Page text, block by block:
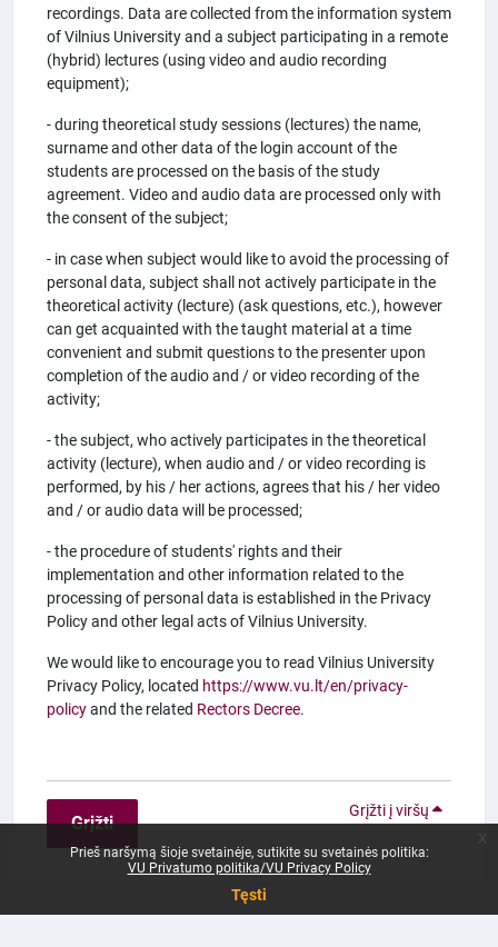
Prieš naršymą šioje svetainėje, sutikite su svetainės politika:
VU Privatumo politika/VU Privacy Policy
Tęsti
x
recordings. Data are collected from the information system
of Vilnius University and a subject participating in a remote
(hybrid) lectures (using video and audio recording
equipment);
- during theoretical study sessions (lectures) the name,
surname and other data of the login account of the
students are processed on the basis of the study
agreement. Video and audio data are processed only with
the consent of the subject;
- in case when subject would like to avoid the processing of
personal data, subject shall not actively participate in the
theoretical activity (lecture) (ask questions, etc.), however
can get acquainted with the taught material at a time
convenient and submit questions to the presenter upon
completion of the audio and / or video recording of the
activity;
- the subject, who actively participates in the theoretical
activity (lecture), when audio and / or video recording is
performed, by his / her actions, agrees that his / her video
and / or audio data will be processed;
- the procedure of students' rights and their
implementation and other information related to the
processing of personal data is established in the Privacy
Policy and other legal acts of Vilnius University.
We would like to encourage you to read Vilnius University
Privacy Policy, located https://www.vu.lt/en/privacy-
policyand the related Rectors Decree.
Grįžti
Grįžti į viršų